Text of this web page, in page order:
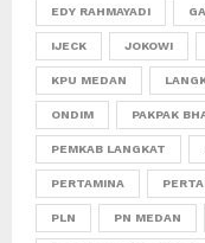
EDY RAHMAYADI
IJECK JOKOWI
KPU MEDAN
ONDIM PAKPAK
PEMKAB LANGKAT
PERTAMINA
PLN PN MEDAN